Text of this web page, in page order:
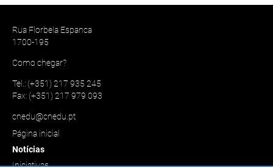
Rua Florbela Espanca
1700-195
Como chegar?
Tel.: (+351) 217 935 245
Fax: (+351) 217 979 093
cnedu@cnedu.pt
Página inicial
Notícias
Iniciativas